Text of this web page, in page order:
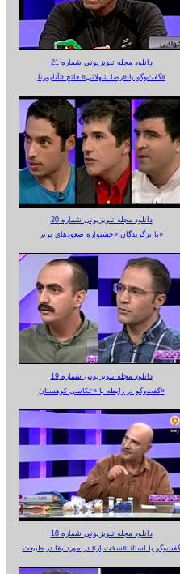
دانلود مجله تلویزیونی شماره 21
گفت‌وگو با «رضا شهلائی» فاتح «آناپورنا»
دانلود مجله تلویزیونی شماره 20
با برگزیدگان «جشنواره صعودهای برتر»
دانلود مجله تلویزیونی شماره 19
گفت‌وگو در رابطه با «عکاسی کوهستان»
دانلود مجله تلویزیونی شماره 18
گفت‌وگو با استاد «سخت‌باز» در مورد بقا در طبیعت